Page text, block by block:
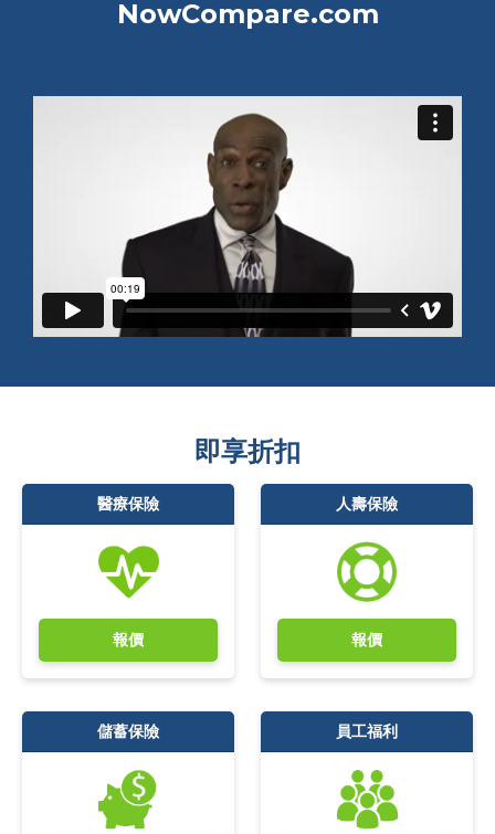
NowCompare.com
即享折扣
醫療保險
報價
人壽保險
報價
儲蓄保險 員工福利